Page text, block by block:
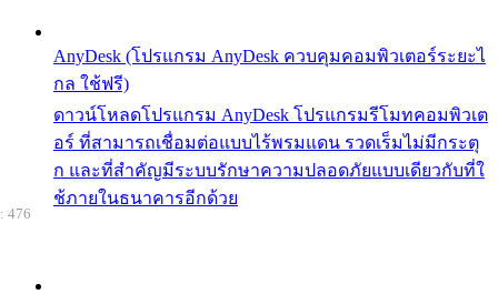
AnyDesk (โปรแกรม AnyDesk ควบคุมคอมพิวเตอร์ระยะไ
กล ใช้ฟรี)
ดาวน์โหลดโปรแกรม AnyDesk โปรแกรมรีโมทคอมพิวเต
อร์ ที่สามารถเชื่อมต่อแบบไร้พรมแดน รวดเร็มไม่มีกระตุ
ก และที่สำคัญมีระบบรักษาความปลอดภัยแบบเดียวกับที่ใ
ช้ภายในธนาคารอีกด้วย
476